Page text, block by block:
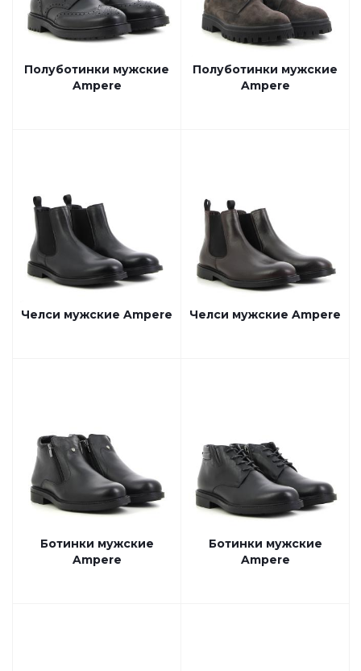
Полуботинки мужские
Ampere
Полуботинки мужские
Ampere
Челси мужские Ampere Челси мужские Ampere
Ботинки мужские
Ampere
Ботинки мужские
Ampere